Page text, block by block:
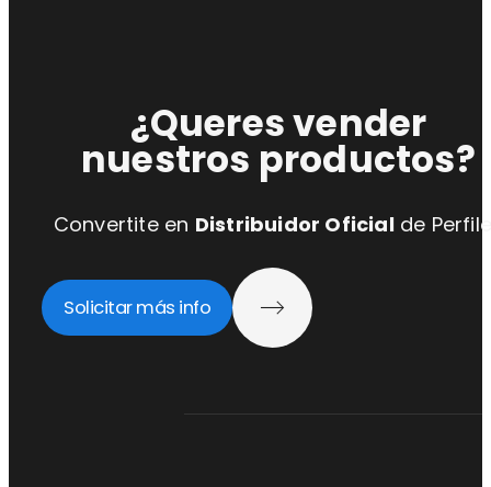
¿Queres vender
nuestros productos?
Convertite en Distribuidor Oficialde
Solicitar más info